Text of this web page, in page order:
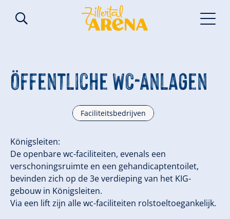
Öffentliche WC-Anlagen
Faciliteitsbedrijven
Königsleiten:
De openbare wc-faciliteiten, evenals een
verschoningsruimte en een gehandicaptentoilet,
bevinden zich op de 3e verdieping van het KIG-
gebouw in Königsleiten.
Via een lift zijn alle wc-faciliteiten rolstoeltoegankelijk.